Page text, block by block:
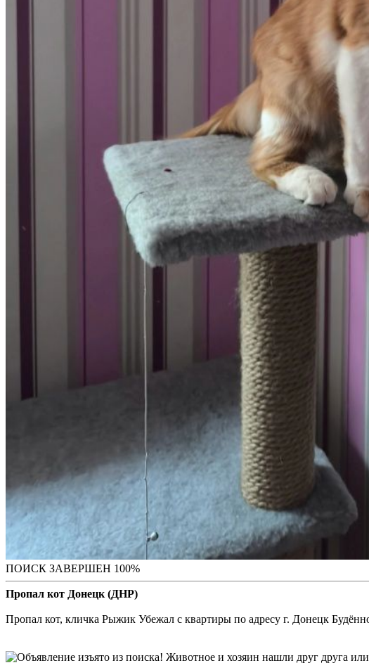
ПОИСК ЗАВЕРШЕН 100%
Пропал кот Донецк (ДНР)
Пропал кот, кличка Рыжик Убежал с квартиры по адресу г. Донецк